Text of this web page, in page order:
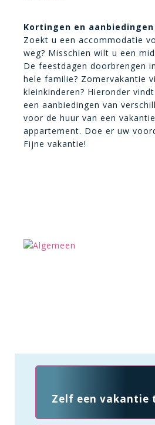
Kortingen en aanbiedingen
Zoekt u een accommodatie
weg? Misschien wilt u een
De feestdagen doorbrengen
hele familie? Zomervakantie
kleinkinderen? Hieronder
een aanbiedingen van
voor de huur van een
appartement. Doe er uw
Fijne vakantie!
Zelf een vakantie